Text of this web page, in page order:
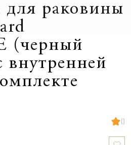
для раковины
(черный
внутренней
()